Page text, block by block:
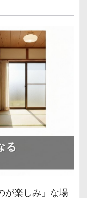
が楽しみ」な場